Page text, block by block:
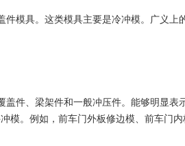
件模具。这类模具主要是冷冲模。广义
盖件、梁架件和一般冲压件。能够明显
模。例如，前车门外板修边模、前车门内